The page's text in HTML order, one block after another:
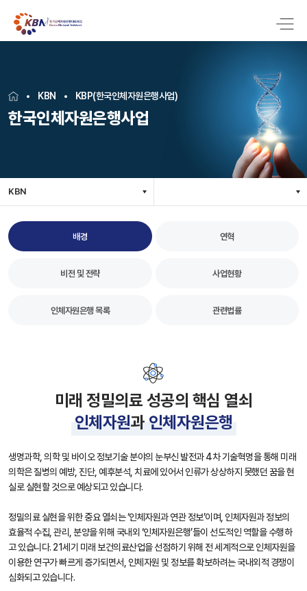
KBN KBP(한국인체자원은행사업)
한국인체자원은행사업
KBN
배경 연혁
비전 및 전략 사업현황
인체자원은행 목록 관련법률
미래 정밀의료 성공의 핵심 열쇠
인체자원과 인체자원은행
생명과학, 의학 및 바이오 정보기술 분야의 눈부신 발전과 4차 기술혁명을 통해 미래
의학은 질병의 예방, 진단, 예후분석, 치료에 있어서 인류가 상상하지 못했던 꿈을 현
실로 실현할 것으로 예상되고 있습니다.
정밀의료 실현을 위한 중요 열쇠는 ‘인체자원과 연관 정보’이며, 인체자원과 정보의
효율적 수집, 관리, 분양을 위해 국내외 ‘인체자원은행’들이 선도적인 역할을 수행하
고 있습니다. 21세기 미래 보건의료산업을 선점하기 위해 전 세계적으로 인체자원을
이용한 연구가 빠르게 증가되면서, 인체자원 및 정보를 확보하려는 국내외적 경쟁이
심화되고 있습니다.